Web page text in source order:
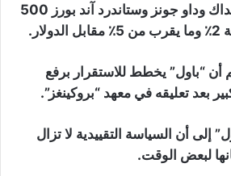
حيث ارتفع مؤشر ناسداك وداو جونز وستاندرد آند بورز 500
أن “باول” يخطط للاستقرار برفع
بعد تعليقه في معهد “بروكينغز”.
إلى أن السياسة التقييدية لا تزال
لبعض الوقت.